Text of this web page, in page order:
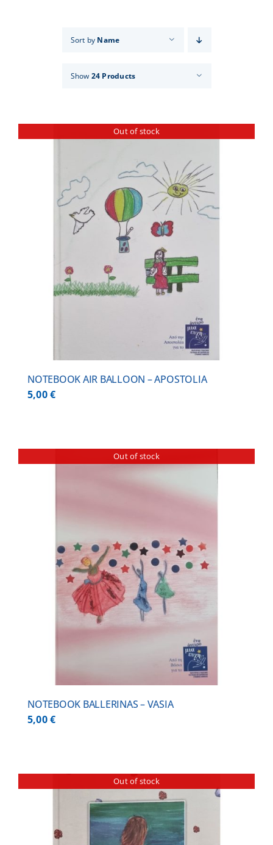
Donations
Sort by Name
Show 24 Products
Out of stock
NOTEBOOK AIR BALLOON – APOSTOLIA
5,00€
Out of stock
NOTEBOOK BALLERINAS – VASIA
5,00€
Out of stock